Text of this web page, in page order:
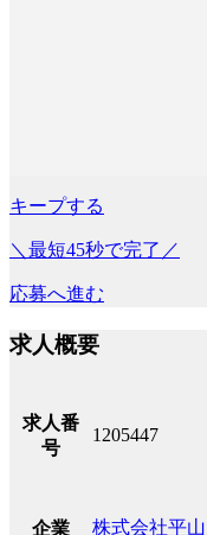
キープする
＼最短45秒で完了／
応募へ進む
求人概要
求人番
号
1205447
企業 株式会社平